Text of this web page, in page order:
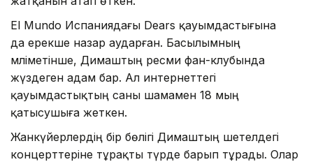
El Mundo Испаниядағы Dears қауымдастығына
да ерекше назар аударған. Басылымның
мәліметінше, Димаштың ресми фан-клубында
жүздеген адам бар. Ал интернеттегі
қауымдастықтың саны шамамен 18 мың
қатысушыға жеткен.
Жанкүйерлердің бір бөлігі Димаштың шетелдегі
концерттеріне тұрақты түрде барып тұрады. Олар